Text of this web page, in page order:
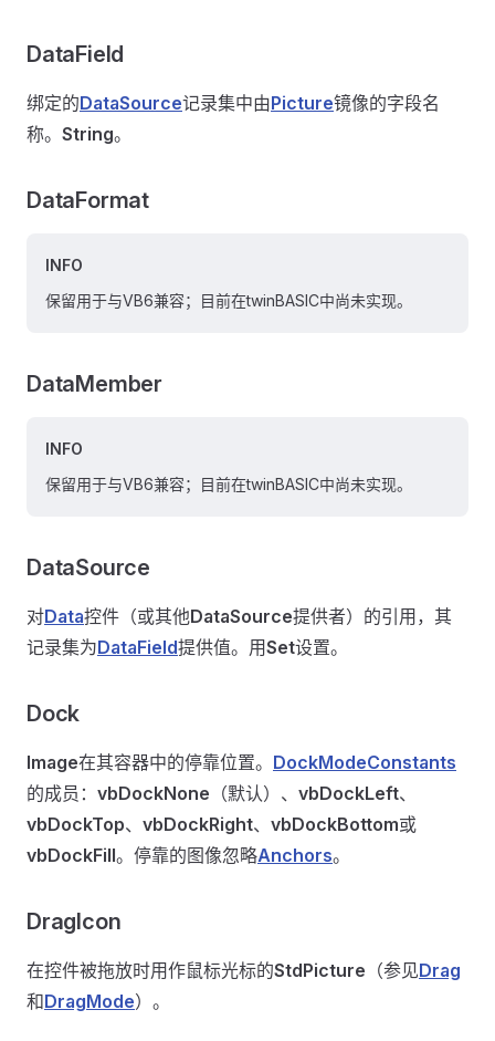
DataField
绑定的DataSource记录集中由Picture镜像的字段名
称。 String。
DataFormat
INFO
保留用于与VB6兼容；目前在twinBASIC中尚未实现。
DataMember
INFO
保留用于与VB6兼容；目前在twinBASIC中尚未实现。
DataSource
对Data控件（或其他DataSource提供者）的引用，其
记录集为DataField提供值。用Set设置。
Dock
Image在其容器中的停靠位置。 DockModeConstants
的成员： vbDockNone （默认）、 vbDockLeft、
vbDockTop、 vbDockRight、 vbDockBottom或
vbDockFill。停靠的图像忽略Anchors。
DragIcon
在控件被拖放时用作鼠标光标的StdPicture （参见Drag
和DragMode）。